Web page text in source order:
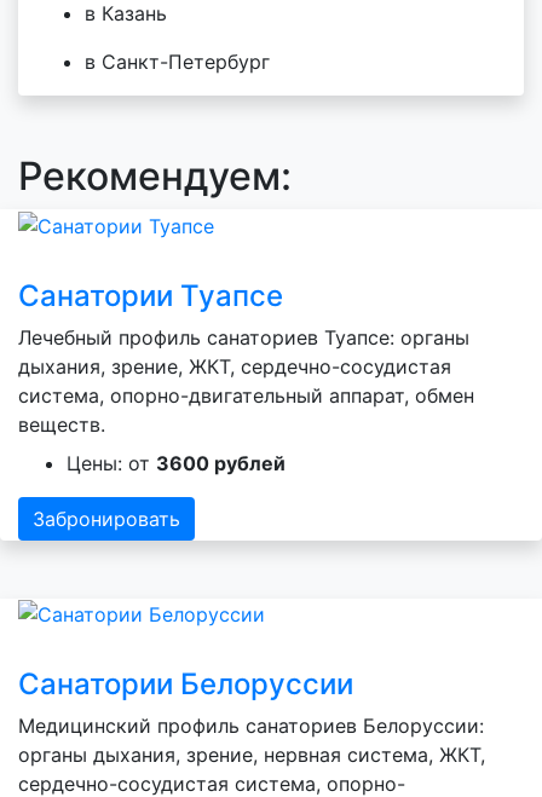
в Казань
в Санкт-Петербург
Рекомендуем:
Санатории Туапсе
Лечебный профиль санаториев Туапсе: органы
дыхания, зрение, ЖКТ, сердечно-сосудистая
система, опорно-двигательный аппарат, обмен
веществ.
Цены: от 3600 рублей
Забронировать
Санатории Белоруссии
Медицинский профиль санаториев Белоруссии:
органы дыхания, зрение, нервная система, ЖКТ,
сердечно-сосудистая система, опорно-